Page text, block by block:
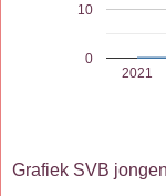
2021
0
10
Grafiek SVB